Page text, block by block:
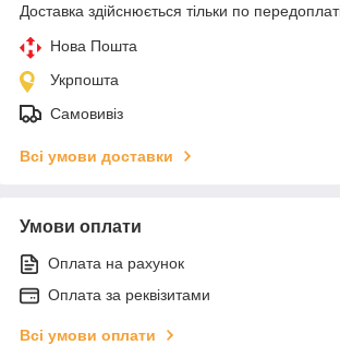
Доставка здійснюється тільки по
Нова Пошта
Укрпошта
Самовивіз
Всі умови доставки
Умови оплати
Оплата на рахунок
Оплата за реквізитами
Всі умови оплати